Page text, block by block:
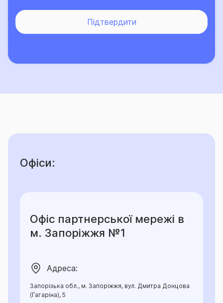
Підтвердити
Офіси:
Офіс партнерської мережі в
м. Запоріжжя №1
Адреса:
Запорізька обл., м. Запоріжжя, вул. Дмитра Донцова
(Гагаріна), 5